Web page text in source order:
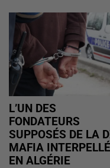
L’UN DES
FONDATEURS
SUPPOSÉS DE LA
MAFIA INTERPELLÉ
EN ALGÉRIE